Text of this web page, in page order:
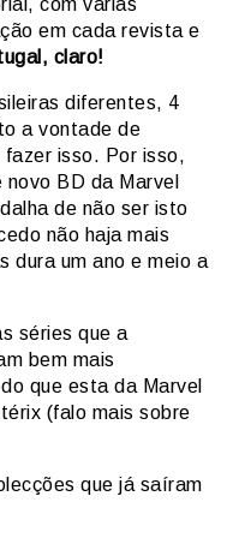
com várias
em cada revista e
claro!
diferentes, 4
a vontade de
isso. Por isso,
BD da Marvel
de não ser isto
não haja mais
dura um ano e meio a
séries que a
bem mais
que esta da Marvel
(falo mais sobre
que já saíram